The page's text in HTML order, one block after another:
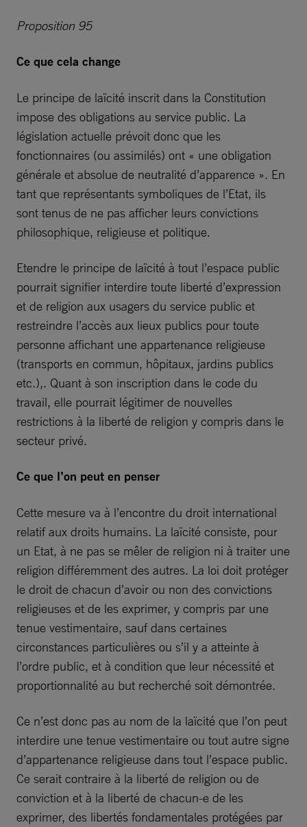
Proposition 95
Ce que cela change
Le principe de laïcité inscrit dans la Constitution
impose des obligations au service public. La
législation actuelle prévoit donc que les
fonctionnaires (ou assimilés) ont « une obligation
générale et absolue de neutralité d’apparence ». En
tant que représentants symboliques de l’Etat, ils
sont tenus de ne pas afficher leurs convictions
philosophique, religieuse et politique.
Etendre le principe de laïcité à tout l’espace public
pourrait signifier interdire toute liberté d’expression
et de religion aux usagers du service public et
restreindre l’accès aux lieux publics pour toute
personne affichant une appartenance religieuse
(transports en commun, hôpitaux, jardins publics
etc.),. Quant à son inscription dans le code du
travail, elle pourrait légitimer de nouvelles
restrictions à la liberté de religion y compris dans le
secteur privé.
Ce que l’on peut en penser
Cette mesure va à l’encontre du droit international
relatif aux droits humains. La laïcité consiste, pour
un Etat, à ne pas se mêler de religion ni à traiter une
religion différemment des autres. La loi doit protéger
le droit de chacun d’avoir ou non des convictions
religieuses et de les exprimer, y compris par une
tenue vestimentaire, sauf dans certaines
circonstances particulières ou s’il y a atteinte à
l’ordre public, et à condition que leur nécessité et
proportionnalité au but recherché soit démontrée.
Ce n’est donc pas au nom de la laïcité que l’on peut
interdire une tenue vestimentaire ou tout autre signe
d’appartenance religieuse dans tout l’espace public.
Ce serait contraire à la liberté de religion ou de
conviction et à la liberté de chacun-e de les
exprimer, des libertés fondamentales protégées par